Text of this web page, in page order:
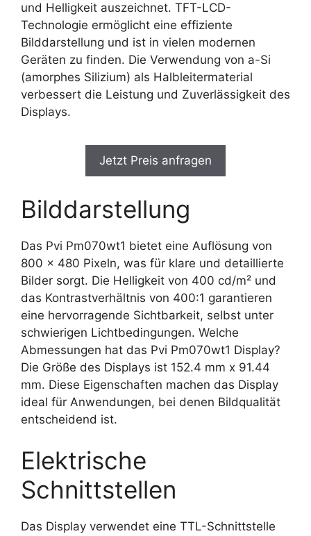
und Helligkeit auszeichnet. TFT-LCD-
Technologie ermöglicht eine effiziente
Bilddarstellung und ist in vielen modernen
Geräten zu finden. Die Verwendung von a-Si
(amorphes Silizium) als Halbleitermaterial
verbessert die Leistung und Zuverlässigkeit des
Displays.
Jetzt Preis anfragen
Bilddarstellung
Das Pvi Pm070wt1 bietet eine Auflösung von
800 x 480 Pixeln, was für klare und detaillierte
Bilder sorgt. Die Helligkeit von 400 cd/m² und
das Kontrastverhältnis von 400:1 garantieren
eine hervorragende Sichtbarkeit, selbst unter
schwierigen Lichtbedingungen. Welche
Abmessungen hat das Pvi Pm070wt1 Display?
Die Größe des Displays ist 152.4 mm x 91.44
mm. Diese Eigenschaften machen das Display
ideal für Anwendungen, bei denen Bildqualität
entscheidend ist.
Elektrische
Schnittstellen
Das Display verwendet eine TTL-Schnittstelle